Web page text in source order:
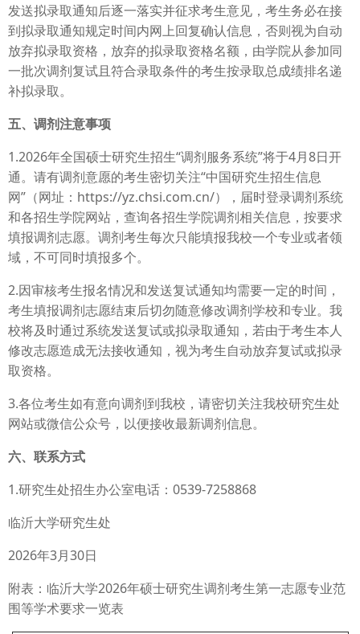
发送拟录取通知后逐一落实并征求考生意见，考生务必在接
到拟录取通知规定时间内网上回复确认信息，否则视为自动
放弃拟录取资格，放弃的拟录取资格名额，由学院从参加同
一批次调剂复试且符合录取条件的考生按录取总成绩排名递
补拟录取。
五、调剂注意事项
1.2026年全国硕士研究生招生“调剂服务系统”将于4月8日开
通。请有调剂意愿的考生密切关注“中国研究生招生信息
网”（网址：https://yz.chsi.com.cn/），届时登录调剂系统
和各招生学院网站，查询各招生学院调剂相关信息，按要求
填报调剂志愿。调剂考生每次只能填报我校一个专业或者领
域，不可同时填报多个。
2.因审核考生报名情况和发送复试通知均需要一定的时间，
考生填报调剂志愿结束后切勿随意修改调剂学校和专业。我
校将及时通过系统发送复试或拟录取通知，若由于考生本人
修改志愿造成无法接收通知，视为考生自动放弃复试或拟录
取资格。
3.各位考生如有意向调剂到我校，请密切关注我校研究生处
网站或微信公众号，以便接收最新调剂信息。
六、联系方式
1.研究生处招生办公室电话：0539-7258868
临沂大学研究生处
2026年3月30日
附表：临沂大学2026年硕士研究生调剂考生第一志愿专业范
围等学术要求一览表